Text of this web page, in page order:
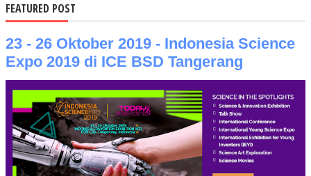
FEATURED POST
23 - 26 Oktober 2019 - Indonesia Science
Expo 2019 di ICE BSD Tangerang